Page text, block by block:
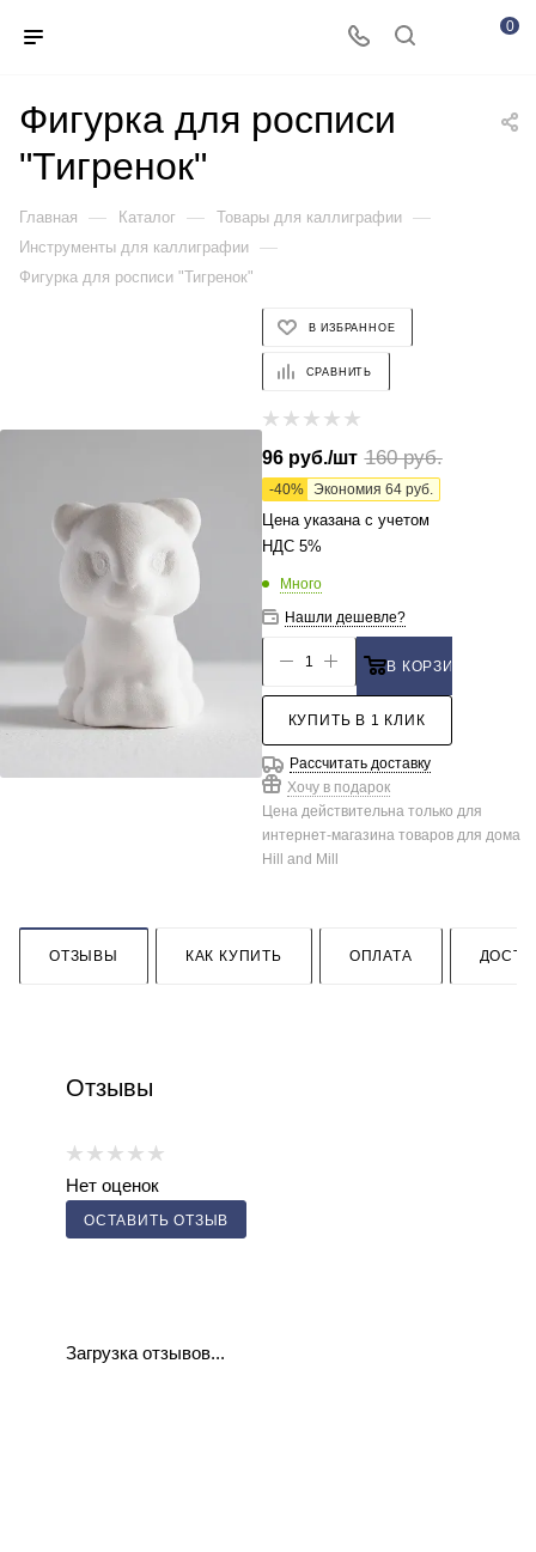
0
Фигурка для росписи
"Тигренок"
Главная — Каталог — Товары для каллиграфии —
Инструменты для каллиграфии —
Фигурка для росписи "Тигренок"
В ИЗБРАННОЕ
СРАВНИТЬ
96руб./шт 160руб.
-40% Экономия 64руб.
Цена указана с учетом
НДС 5%
Много
Нашли дешевле?
В КОРЗИНУ
КУПИТЬ В 1 КЛИК
Рассчитать доставку
Хочу в подарок
Цена действительна только для
интернет-магазина товаров для дома
Hill and Mill
ОТЗЫВЫ КАК КУПИТЬ ОПЛАТА
Отзывы
Нет оценок
ОСТАВИТЬ ОТЗЫВ
Загрузка отзывов...